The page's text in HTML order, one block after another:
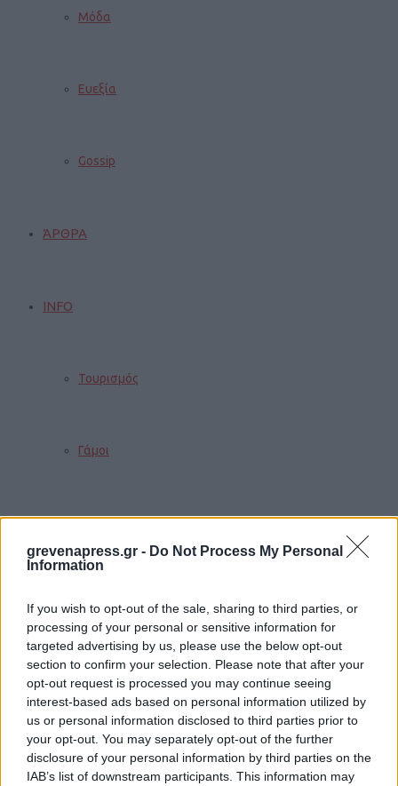
grevenapress.gr - Do Not Process My Personal
Information
If you wish to opt-out of the sale, sharing to third parties, or
processing of your personal or sensitive information for
targeted advertising by us, please use the below opt-out
section to confirm your selection. Please note that after your
opt-out request is processed you may continue seeing
interest-based ads based on personal information utilized by
us or personal information disclosed to third parties prior to
your opt-out. You may separately opt-out of the further
disclosure of your personal information by third parties on the
IAB’s list of downstream participants. This information may
Μόδα
Ευεξία
Gossip
ΆΡΘΡΑ
INFO
Τουρισμός
Γάμοι
Δρομολόγια
Αγγελίες
Κηδείες